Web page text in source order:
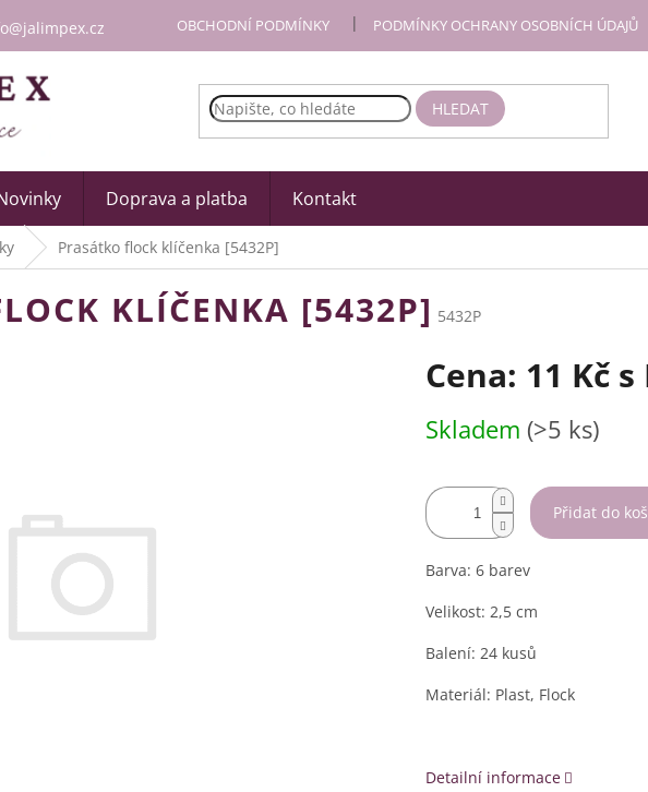
OBCHODNÍ PODMÍNKY PODMÍNKY OCHRANY OSOBNÍCH ÚDAJŮ
HLEDAT
Doprava a platba Kontakt
Prasátko flock klíčenka [5432P]
KLÍČENKA [5432P] 5432P
Cena: 11 Kč s
cena:
Skladem (>5 ks)
Přidat do
Barva: 6 barev
Velikost: 2,5 cm
Balení: 24 kusů
Materiál: Plast, Flock
Detailní informace